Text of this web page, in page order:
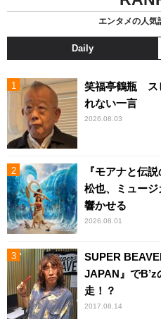
エンタメの人気
Daily
笑福亭鶴瓶 ス
れない一言
2026.08.03
『モアナと伝
松也、ミュー
響かせる
2026.08.01
SUPER
JAPAN』でB’z
走！？
2017.08.14